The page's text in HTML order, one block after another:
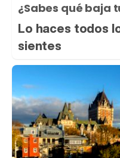
¿Sabes qué baja
Lo haces todos
sientes